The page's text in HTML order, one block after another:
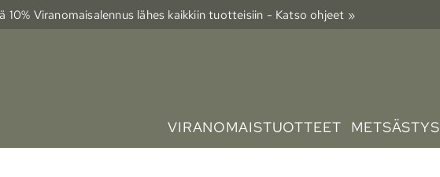
10% Viranomais­alennus lähes kaikkiin tuotteisiin - Katso ohjeet »
VIRANOMAISTUOTTEET METSÄSTYS